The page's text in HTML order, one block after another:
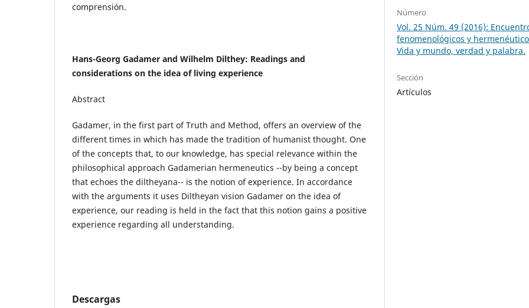
comprensión.
Hans-Georg Gadamer and Wilhelm Dilthey: Readings and
considerations on the idea of living experience
Abstract
Gadamer, in the first part of Truth and Method, offers an overview of the
different times in which has made the tradition of humanist thought. One
of the concepts that, to our knowledge, has special relevance within the
philosophical approach Gadamerian hermeneutics --by being a concept
that echoes the diltheyana-- is the notion of experience. In accordance
with the arguments it uses Diltheyan vision Gadamer on the idea of ​​
experience, our reading is held in the fact that this notion gains a positive
experience regarding all understanding.
Descargas
Número
Vol. 25 Núm. 49 (2016):
fenomenológicos y
Vida y mundo, verdad y palabra.
Sección
Artículos